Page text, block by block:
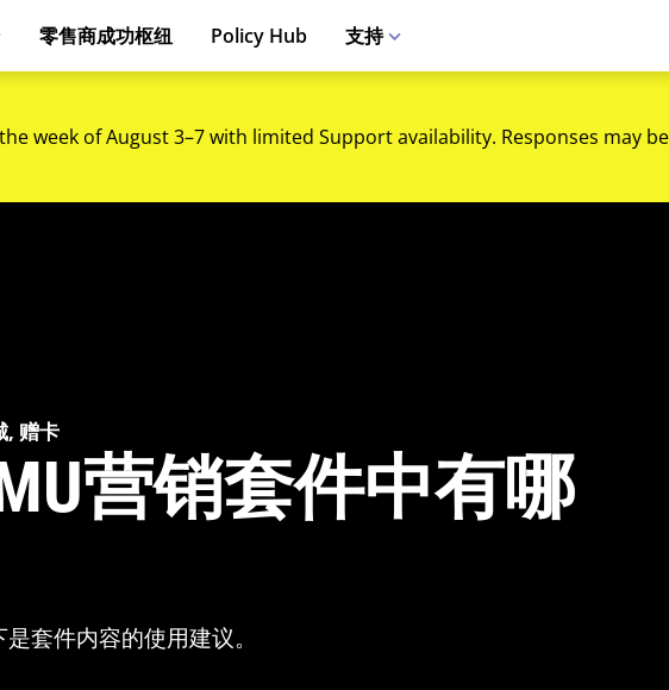
零售商成功枢纽 Policy Hub 支持
week of August 3–7 with limited Support availability. Responses may
, 赠卡
营销套件中有哪
套件内容的使用建议。